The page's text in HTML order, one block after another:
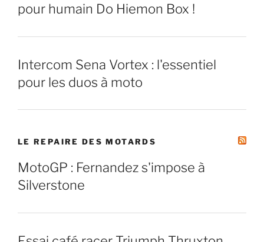
pour humain Do Hiemon Box !
Intercom Sena Vortex : l'essentiel
pour les duos à moto
LE REPAIRE DES MOTARDS
MotoGP : Fernandez s'impose à
Silverstone